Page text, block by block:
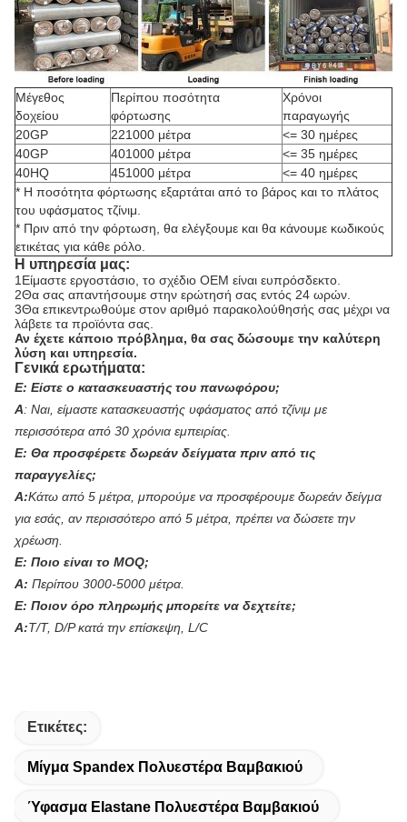
Μέγεθος
δοχείου
Περίπου ποσότητα
φόρτωσης
Χρόνοι
παραγωγής
20GP
221000 μέτρα
<= 30 ημέρες
40GP
401000 μέτρα
<= 35 ημέρες
40HQ
451000 μέτρα
<= 40 ημέρες
* Η ποσότητα φόρτωσης εξαρτάται από το βάρος και το πλάτος
του υφάσματος τζίνιμ.
* Πριν από την φόρτωση, θα ελέγξουμε και θα κάνουμε κωδικούς
ετικέτας για κάθε ρόλο.
Η υπηρεσία μας:
1Είμαστε εργοστάσιο, το σχέδιο OEM είναι ευπρόσδεκτο.
2Θα σας απαντήσουμε στην ερώτησή σας εντός 24 ωρών.
3Θα επικεντρωθούμε στον αριθμό παρακολούθησής σας μέχρι να
λάβετε τα προϊόντα σας.
Αν έχετε κάποιο πρόβλημα, θα σας δώσουμε την καλύτερη
λύση και υπηρεσία.
Γενικά ερωτήματα:
Ε: Είστε ο κατασκευαστής του πανωφόρου;
Α: Ναι, είμαστε κατασκευαστής υφάσματος από τζίνιμ με
περισσότερα από 30 χρόνια εμπειρίας.
Ε: Θα προσφέρετε δωρεάν δείγματα πριν από τις
παραγγελίες;
Α:Κάτω από 5 μέτρα, μπορούμε να προσφέρουμε δωρεάν δείγμα
για εσάς, αν περισσότερο από 5 μέτρα, πρέπει να δώσετε την
χρέωση.
Ε: Ποιο είναι το MOQ;
Α: Περίπου 3000-5000 μέτρα.
Ε: Ποιον όρο πληρωμής μπορείτε να δεχτείτε;
Α:T/T, D/P κατά την επίσκεψη, L/C
Ετικέτες:
Μίγμα Spandex Πολυεστέρα Βαμβακιού
Ύφασμα Elastane Πολυεστέρα Βαμβακιού